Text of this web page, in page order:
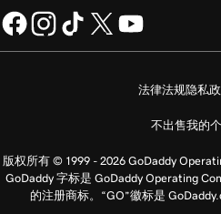
法律法规隐私
不出售我的
版权所有 © 1999 - 2026 GoDaddy
GoDaddy 字标是 GoDaddy Operating
的注册商标。“GO”徽标是